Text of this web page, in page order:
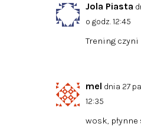
Jola Piasta
o godz. 12:45
Trening
mel dnia 27
12:35
wosk, płynne